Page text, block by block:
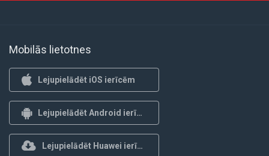
Mobilās lietotnes
Lejupielādēt iOS ierīcēm
Lejupielādēt Android ierīcēm
Lejupielādēt Huawei ierīcēm